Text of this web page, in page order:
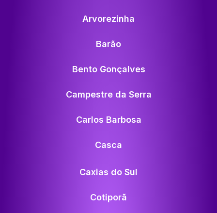
Arvorezinha
Barão
Bento Gonçalves
Campestre da Serra
Carlos Barbosa
Casca
Caxias do Sul
Cotiporã